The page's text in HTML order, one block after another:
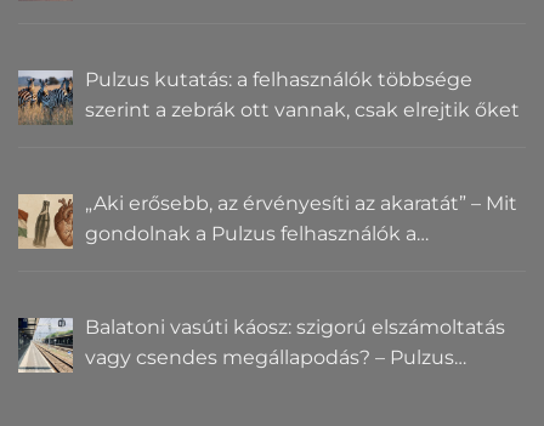
Pulzus kutatás: a felhasználók többsége
szerint a zebrák ott vannak, csak elrejtik őket
„Aki erősebb, az érvényesíti az akaratát” – Mit
gondolnak a Pulzus felhasználók a
Balatoni vasúti káosz: szigorú elszámoltatás
vagy csendes megállapodás? – Pulzus